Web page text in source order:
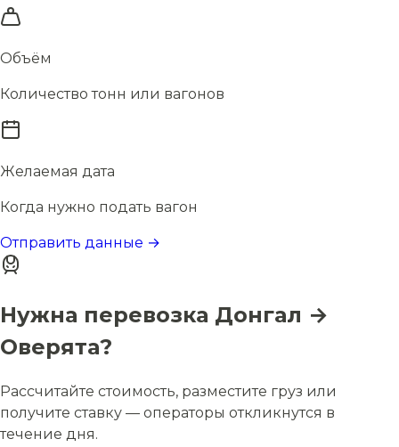
Объём
Количество тонн или вагонов
Желаемая дата
Когда нужно подать вагон
Отправить данные →
Нужна перевозка Донгал →
Оверята?
Рассчитайте стоимость, разместите груз или
получите ставку — операторы откликнутся в
течение дня.